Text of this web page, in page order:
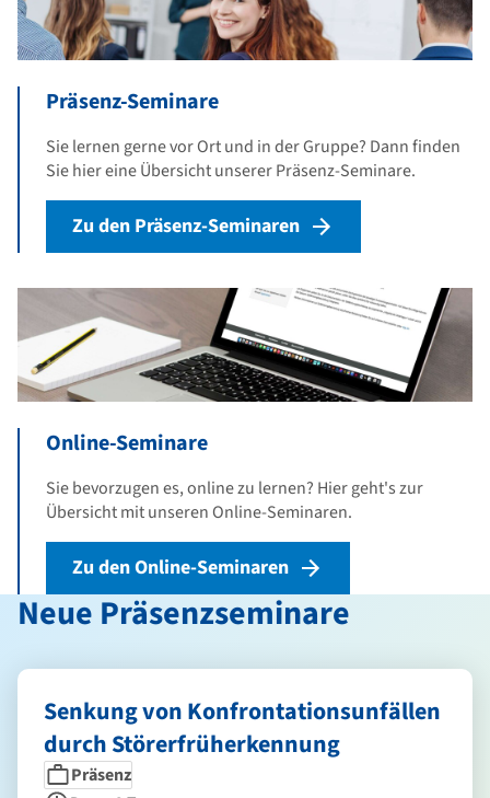
Präsenz-Seminare
Sie lernen gerne vor Ort und in der Gruppe? Dann finden
Sie hier eine Übersicht unserer Präsenz-Seminare.
Zu den Präsenz-Seminaren
Online-Seminare
Sie bevorzugen es, online zu lernen? Hier geht's zur
Übersicht mit unseren Online-Seminaren.
Zu den Online-Seminaren
Neue Präsenzseminare
Senkung von Konfrontationsunfällen
durch Störerfrüherkennung
Seminarform
Präsenz
Dauer